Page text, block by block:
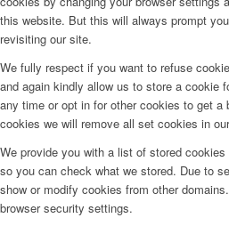
this website. But this will always prompt
revisiting our site.
We fully respect if you want to refuse
and again kindly allow us to store a cookie
any time or opt in for other cookies to get
cookies we will remove all set cookies in
We provide you with a list of stored
so you can check what we stored. Due to
show or modify cookies from other
browser security settings.